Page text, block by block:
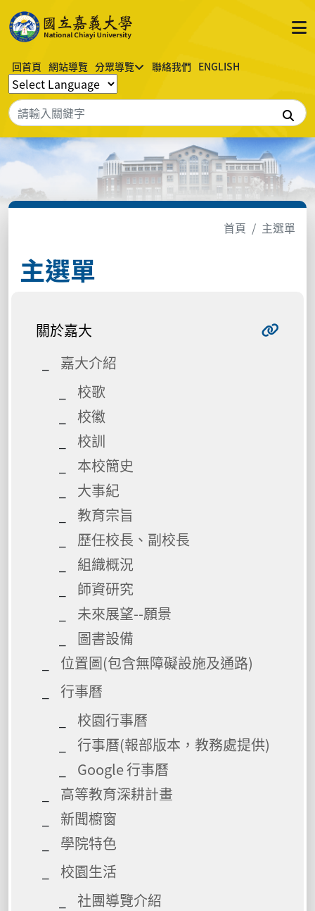
回首頁 網站導覽 分眾導覽 聯絡我們 ENGLISH
搜尋
首頁 主選單
主選單
關於嘉大
嘉大介紹
校歌
校徽
校訓
本校簡史
大事紀
教育宗旨
歷任校長、副校長
組織概況
師資研究
未來展望--願景
圖書設備
位置圖(包含無障礙設施及通路)
行事曆
校園行事曆
行事曆(報部版本，教務處提供)
Google 行事曆
高等教育深耕計畫
新聞櫥窗
學院特色
校園生活
社團導覽介紹